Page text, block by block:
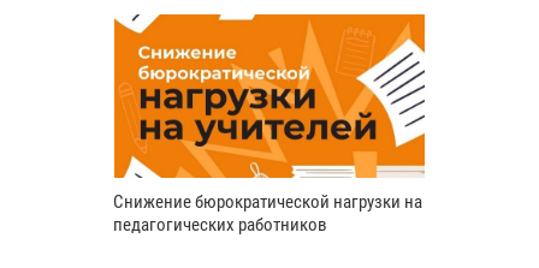
Снижение бюрократической нагрузки на
педагогических работников